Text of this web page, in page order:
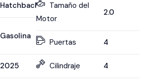
Hatchback
Gasolina
2025
Tamaño del
Motor
2.0
Puertas 4
Cilindraje 4